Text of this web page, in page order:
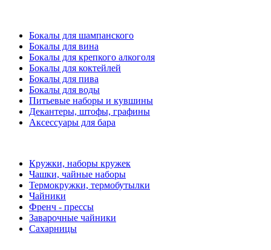
Бокалы для шампанского
Бокалы для вина
Бокалы для крепкого алкоголя
Бокалы для коктейлей
Бокалы для пива
Бокалы для воды
Питьевые наборы и кувшины
Декантеры, штофы, графины
Аксессуары для бара
Кружки, наборы кружек
Чашки, чайные наборы
Термокружки, термобутылки
Чайники
Френч - прессы
Заварочные чайники
Сахарницы